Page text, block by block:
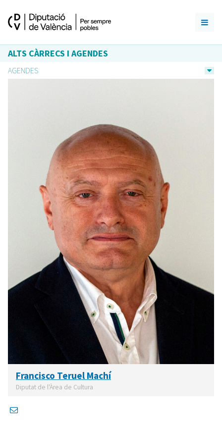
ALTS CÀRRECS I AGENDES
AGENDES
Francisco Teruel Machí
Diputat de l'Àrea de Cultura